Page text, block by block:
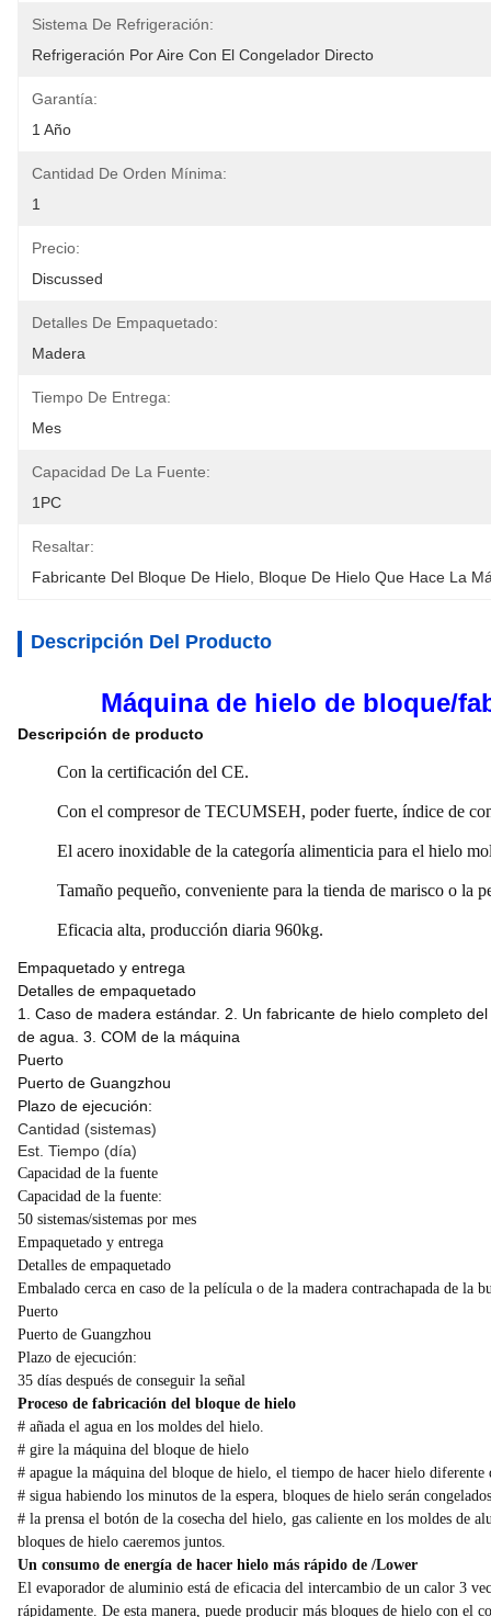
Sistema De Refrigeración:
Refrigeración Por Aire Con El Congelador Directo
Garantía:
1 Año
Cantidad De Orden Mínima:
1
Precio:
Discussed
Detalles De Empaquetado:
Madera
Tiempo De Entrega:
Mes
Capacidad De La Fuente:
1PC
Resaltar:
Fabricante Del Bloque De Hielo Bloque De Hielo Que Hace La
Descripción Del Producto
Máquina de hielo de bloque/
Descripción de producto
Con la certificación del CE.
Con el compresor de TECUMSEH, poder fuerte, índice de
El acero inoxidable de la categoría alimenticia para el hielo
Tamaño pequeño, conveniente para la tienda de marisco o la
Eficacia alta, producción diaria 960kg.
Empaquetado y entrega
Detalles de empaquetado
1. Caso de madera estándar. 2. Un fabricante de hielo completo
de agua. 3. COM de la máquina
Puerto
Puerto de Guangzhou
Plazo de ejecución:
Cantidad (sistemas)
Est. Tiempo (día)
Capacidad de la fuente
Capacidad de la fuente:
50 sistemas/sistemas por mes
Empaquetado y entrega
Detalles de empaquetado
Embalado cerca en caso de la película o de la madera contrachapada de la
Puerto
Puerto de Guangzhou
Plazo de ejecución:
35 días después de conseguir la señal
Proceso de fabricación del bloque de hielo
# añada el agua en los moldes del hielo.
# gire la máquina del bloque de hielo
# apague la máquina del bloque de hielo, el tiempo de hacer hielo diferente
# sigua habiendo los minutos de la espera, bloques de hielo serán
# la prensa el botón de la cosecha del hielo, gas caliente en los moldes de
bloques de hielo caeremos juntos.
Un consumo de energía de hacer hielo más rápido de /Lower
El evaporador de aluminio está de eficacia del intercambio de un calor 3
rápidamente. De esta manera, puede producir más bloques de hielo con el